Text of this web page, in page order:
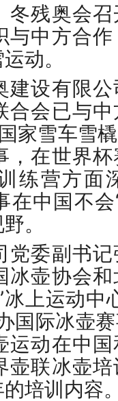
残奥会召
与中方合
动。
设有限公
合会已与
家雪车雪
，在世界
练营方面
在中国不
。
委副书记
冰壶协会
上运动中
国际冰壶
运动在中
壶联冰壶
培训内容